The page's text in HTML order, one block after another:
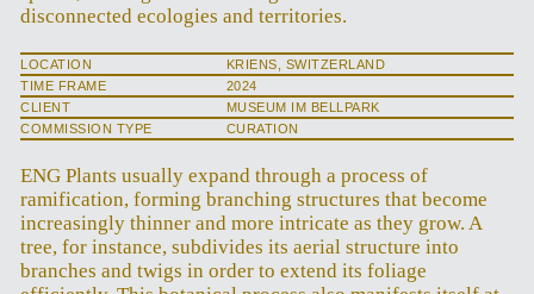
disconnected ecologies and territories.
LOCATION
KRIENS, SWITZERLAND
TIME FRAME
2024
CLIENT
MUSEUM IM BELLPARK
COMMISSION TYPE
CURATION
ENG Plants usually expand through a process of
ramification, forming branching structures that become
increasingly thinner and more intricate as they grow. A
tree, for instance, subdivides its aerial structure into
branches and twigs in order to extend its foliage